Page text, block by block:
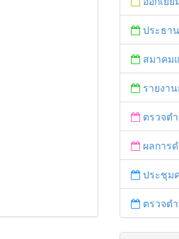
ประธานแม่บ้านมหาดไ
สมาคมแม่บ้าน
รายงาน
ตรวจตำบ
ผลการดำเ
ประชุมคณ
ตรวจตำบลล